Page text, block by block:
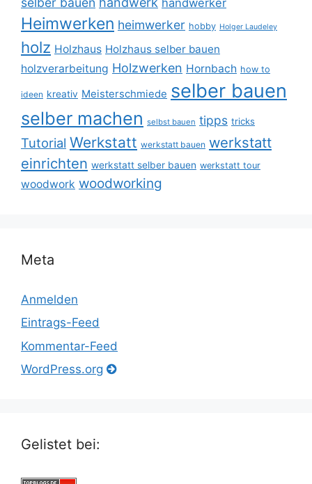
Heimwerken heimwerker hobby Holger Laudeley
holz Holzhaus Holzhaus selber bauen
holzverarbeitung Holzwerken Hornbach how to
ideen kreativ Meisterschmiede selber bauen
selber machen selbst bauen tipps tricks
Tutorial Werkstatt werkstatt bauen werkstatt
einrichten werkstatt selber bauen werkstatt tour
woodwork woodworking
Meta
Anmelden
Eintrags-Feed
Kommentar-Feed
WordPress.org
Gelistet bei: